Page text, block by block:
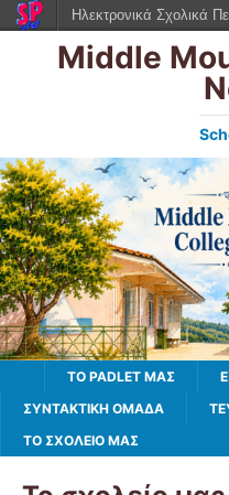
Middle
TO PADLET ΜΑΣ
ΣΥΝΤΑΚΤΙΚΗ ΟΜΑΔΑ
ΤΟ ΣΧΟΛΕΙΟ ΜΑΣ
Ηλεκτρονικά Σχολικά